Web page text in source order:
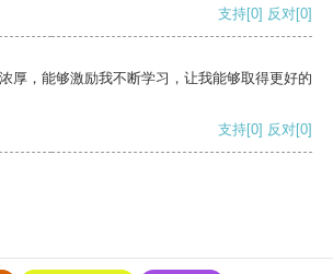
支持[0] 反对[0]
厚，能够激励我不断学习，让我能够取得更好的
支持[0] 反对[0]